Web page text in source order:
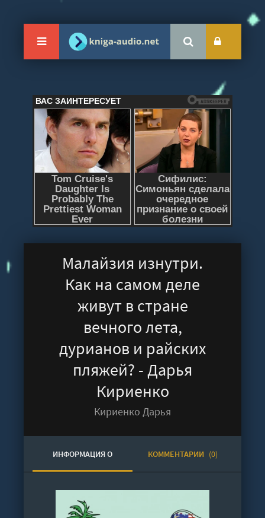
Малайзия изнутри.
Как на самом деле
живут в стране
вечного лета,
дурианов и райских
пляжей? - Дарья
Кириенко
Кириенко Дарья
ИНФОРМАЦИЯ О
АУДИОКНИГЕ
КОММЕНТАРИИ (0)